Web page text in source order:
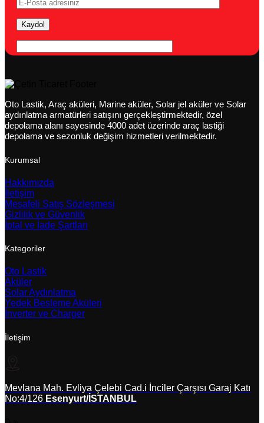
Oto Lastik, Araç aküleri, Marine aküler, Solar jel aküler ve Solar
aydınlatma armatürleri satışını gerçekleştirmektedir, özel
depolama alanı sayesinde 4000 adet üzerinde araç lastiği
depolama ve sezonluk değişim hizmetleri verilmektedir.
Kurumsal
Hakkımızda
İletişim
Mesafeli Satış Sözleşmesi
Gizlilik ve Güvenlik
İptal ve İade Şartları
Kategoriler
Oto Lastik
Aküler
Solar Aydınlatma
Yedek Besleme Aküleri
İnverter ve Charger
İletişim
Mevlana Mah. Evliya Çelebi Cad.i İnciler Çarşısı Garaj Katı
No:4/126 Esenyurt/İSTANBUL